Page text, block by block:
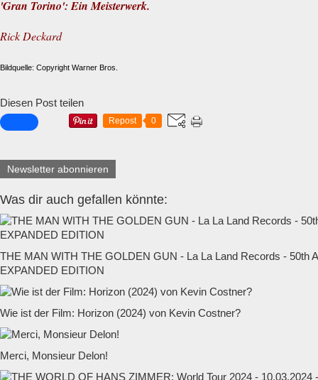
'Gran Torino': Ein Meisterwerk.
Rick Deckard
Bildquelle: Copyright Warner Bros.
Diesen Post teilen
Repost 0
Newsletter abonnieren
Was dir auch gefallen könnte:
THE MAN WITH THE GOLDEN GUN - La La Land Records - 50th
EXPANDED EDITION
Wie ist der Film: Horizon (2024) von Kevin Costner?
Merci, Monsieur Delon!